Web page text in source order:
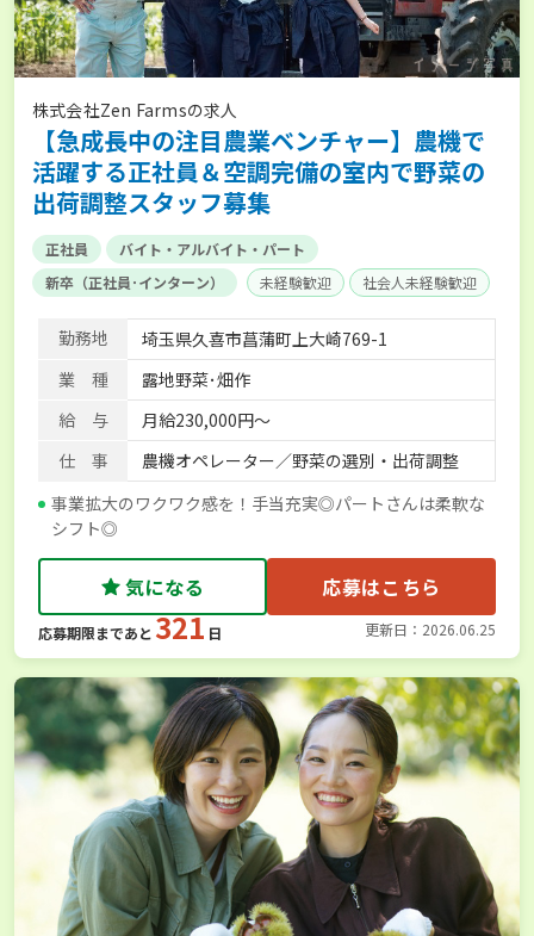
株式会社Zen Farmsの求人
【急成長中の注目農業ベンチャー】農機で
活躍する正社員＆空調完備の室内で野菜の
出荷調整スタッフ募集
正社員
バイト・アルバイト・パート
新卒（正社員･インターン）
未経験歓迎
社会人未経験歓迎
AT免許OK 賞与実績あり
年間休日100日以上
経験者優遇
独立支援可能 社会保険完備 単身寮あり
勤務地
埼玉県久喜市菖蒲町上大崎769-1
業 種
露地野菜･畑作
給 与
月給230,000円～
仕 事
農機オペレーター／野菜の選別・出荷調整
事業拡大のワクワク感を！手当充実◎パートさんは柔軟な
シフト◎
気になる 応募はこちら
応募期限まであと 321 日 更新日：2026.06.25